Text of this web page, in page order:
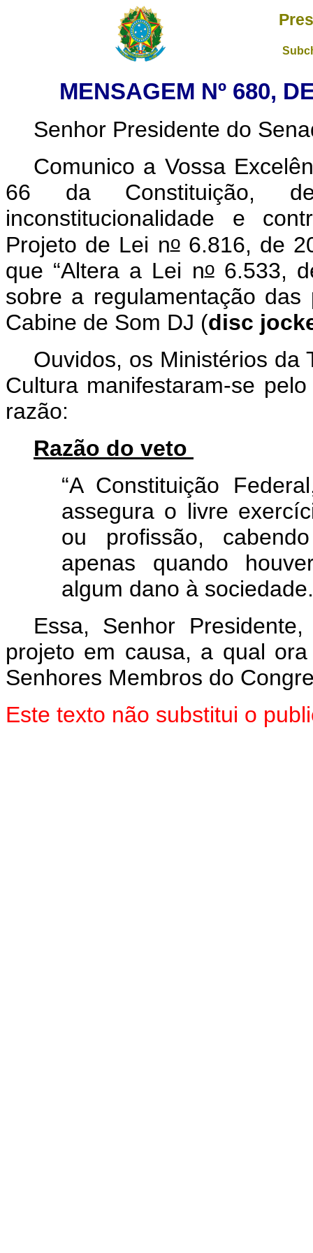
MENSAGEM Nº 680,
Senhor Presidente do
Comunico a Vossa
66 da Constituição,
inconstitucionalidade e
Projeto de Lei no6.816, de
que “Altera a Lei no6.533,
sobre a regulamentação
Cabine de Som DJ (disc
Ouvidos, os Ministérios da
Cultura manifestaram-se
razão:
Razão do veto
“A Constituição
assegura o livre
ou profissão,
apenas quando
algum dano à
Essa, Senhor
projeto em causa, a qual
Senhores Membros do
Este texto não substitui o